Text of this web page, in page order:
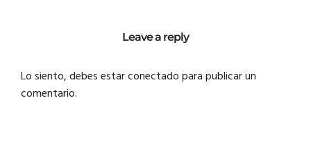
Leave a reply
Lo siento, debes estarconectadopara publicar un
comentario.